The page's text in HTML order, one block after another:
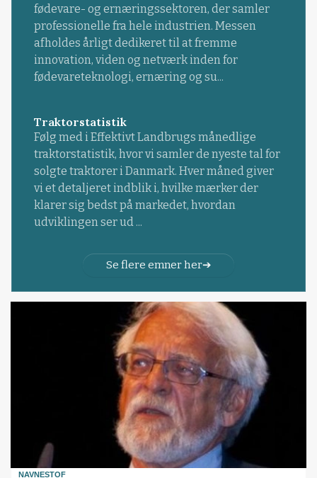
fødevare- og ernæringssektoren, der samler
professionelle fra hele industrien. Messen
afholdes årligt dedikeret til at fremme
innovation, viden og netværk inden for
fødevareteknologi, ernæring og su...
Traktorstatistik
Følg med i Effektivt Landbrugs månedlige
traktorstatistik, hvor vi samler de nyeste tal for
solgte traktorer i Danmark. Hver måned giver
vi et detaljeret indblik i, hvilke mærker der
klarer sig bedst på markedet, hvordan
udviklingen ser ud ...
Se flere emner her
NAVNESTOF